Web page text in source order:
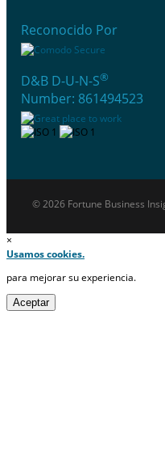
Reconocido Por
D&B D-U-N-S®
Number: 861494523
© 2026 Fortune Business
×
Usamos cookies.
para mejorar su experiencia.
Aceptar